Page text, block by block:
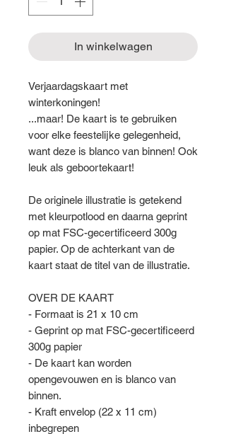
In winkelwagen
Verjaardagskaart met
winterkoningen!
...maar! De kaart is te gebruiken
voor elke feestelijke gelegenheid,
want deze is blanco van binnen! Ook
leuk als geboortekaart!
De originele illustratie is getekend
met kleurpotlood en daarna geprint
op mat FSC-gecertificeerd 300g
papier. Op de achterkant van de
kaart staat de titel van de illustratie.
OVER DE KAART
- Formaat is 21 x 10 cm
- Geprint op mat FSC-gecertificeerd
300g papier
- De kaart kan worden
opengevouwen en is blanco van
binnen.
- Kraft envelop (22 x 11 cm)
inbegrepen